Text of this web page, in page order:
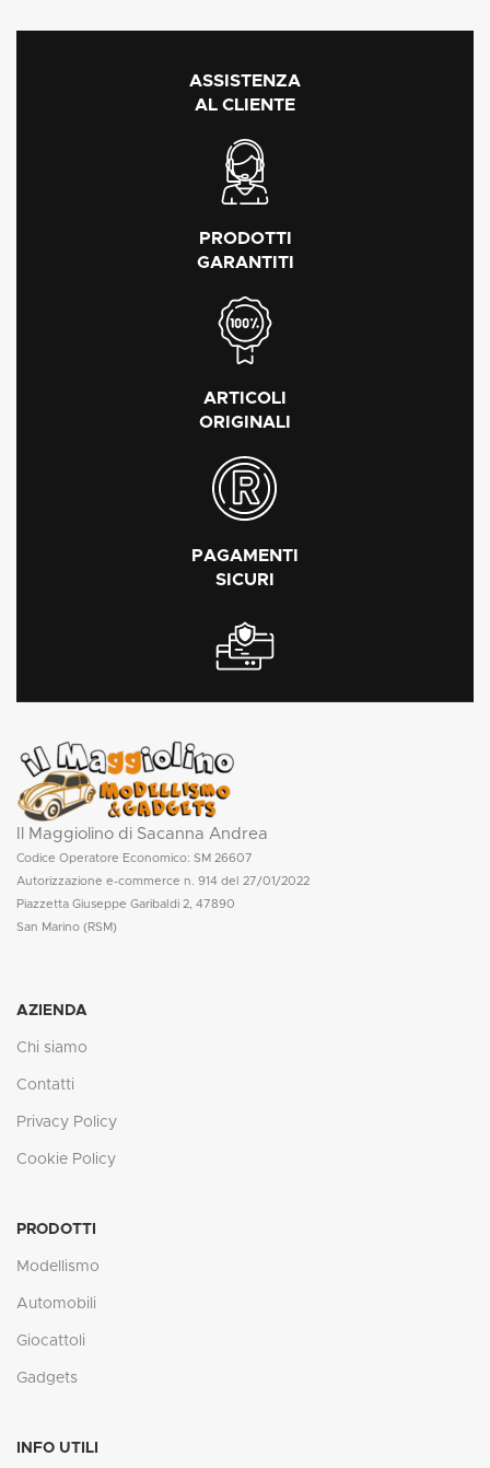
ASSISTENZA
AL CLIENTE
PRODOTTI
GARANTITI
ARTICOLI
ORIGINALI
PAGAMENTI
SICURI
Il Maggiolino di Sacanna Andrea
Codice Operatore Economico: SM 26607
Autorizzazione e-commerce n. 914 del 27/01/2022
Piazzetta Giuseppe Garibaldi 2, 47890
San Marino (RSM)
AZIENDA
Chi siamo
Contatti
Privacy Policy
Cookie Policy
PRODOTTI
Modellismo
Automobili
Giocattoli
Gadgets
INFO UTILI